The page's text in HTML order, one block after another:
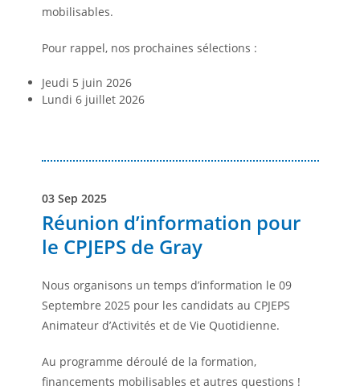
mobilisables.
Pour rappel, nos prochaines sélections :
Jeudi 5 juin 2026
Lundi 6 juillet 2026
03 Sep 2025
Réunion d’information pour
le CPJEPS de Gray
Nous organisons un temps d’information le 09
Septembre 2025 pour les candidats au CPJEPS
Animateur d’Activités et de Vie Quotidienne.
Au programme déroulé de la formation,
financements mobilisables et autres questions !